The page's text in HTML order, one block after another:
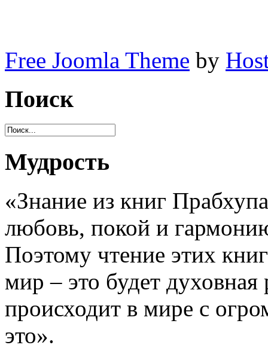
Free Joomla Theme by
Поиск
Мудрость
«Знание из книг
любовь, покой и
Поэтому чтение этих
мир – это будет
происходит в мире с
это».